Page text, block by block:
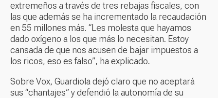
extremeños a través de tres rebajas fiscales, con
las que además se ha incrementado la recaudación
en 55 millones más. “Les molesta que hayamos
dado oxígeno a los que más lo necesitan. Estoy
cansada de que nos acusen de bajar impuestos a
los ricos, eso es falso”, ha explicado.
Sobre Vox, Guardiola dejó claro que no aceptará
sus “chantajes” y defendió la autonomía de su